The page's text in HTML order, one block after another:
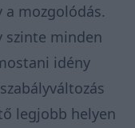
mozgolódás.
szinte minden
idény
legjobb helyen